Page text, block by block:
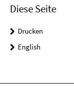
Diese Seite
Drucken
English